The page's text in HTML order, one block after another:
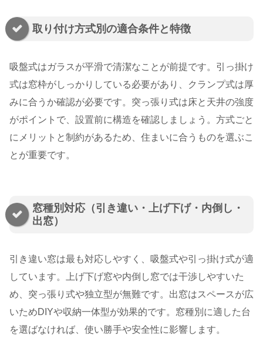
取り付け方式別の適合条件と特徴
吸盤式はガラスが平滑で清潔なことが前提です。引っ掛け
式は窓枠がしっかりしている必要があり、クランプ式は厚
みに合うか確認が必要です。突っ張り式は床と天井の強度
がポイントで、設置前に構造を確認しましょう。方式ごと
にメリットと制約があるため、住まいに合うものを選ぶこ
とが重要です。
窓種別対応（引き違い・上げ下げ・内倒し・
出窓）
引き違い窓は最も対応しやすく、吸盤式や引っ掛け式が適
しています。上げ下げ窓や内倒し窓では干渉しやすいた
め、突っ張り式や独立型が無難です。出窓はスペースが広
いためDIYや収納一体型が効果的です。窓種別に適した台
を選ばなければ、使い勝手や安全性に影響します。